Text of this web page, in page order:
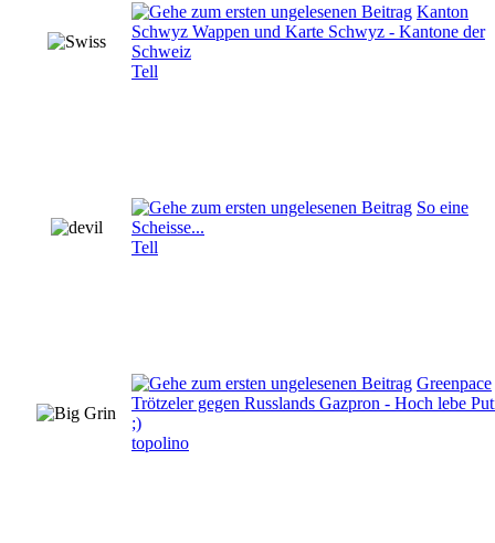
Kanton
Schwyz Wappen und Karte Schwyz - Kantone der
Schweiz
Tell
So eine
Scheisse...
Tell
Greenpace
Trötzeler gegen Russlands Gazpron - Hoch lebe
;)
topolino